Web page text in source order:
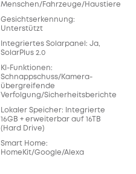
Menschen/Fahrzeuge/Haustiere
Gesichtserkennung:
Unterstützt
Integriertes Solarpanel: Ja,
SolarPlus 2.0
KI-Funktionen:
Schnappschuss/Kamera-
übergreifende
Verfolgung/Sicherheitsberichte
Lokaler Speicher: Integrierte
16GB + erweiterbar auf 16TB
(Hard Drive)
Smart Home:
HomeKit/Google/Alexa